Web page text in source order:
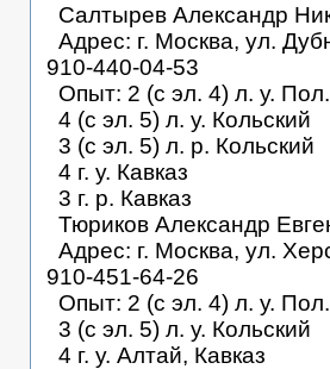
Салтырев Александр
Адрес: г. Москва, ул.
910-440-04-53
Опыт: 2 (с эл. 4) л. у.
4 (с эл. 5) л. у. Кольский
3 (с эл. 5) л. р. Кольский
4 г. у. Кавказ
3 г. р. Кавказ
Тюриков Александр
Адрес: г. Москва, ул.
910-451-64-26
Опыт: 2 (с эл. 4) л. у.
3 (с эл. 5) л. у. Кольский
4 г. у. Алтай, Кавказ